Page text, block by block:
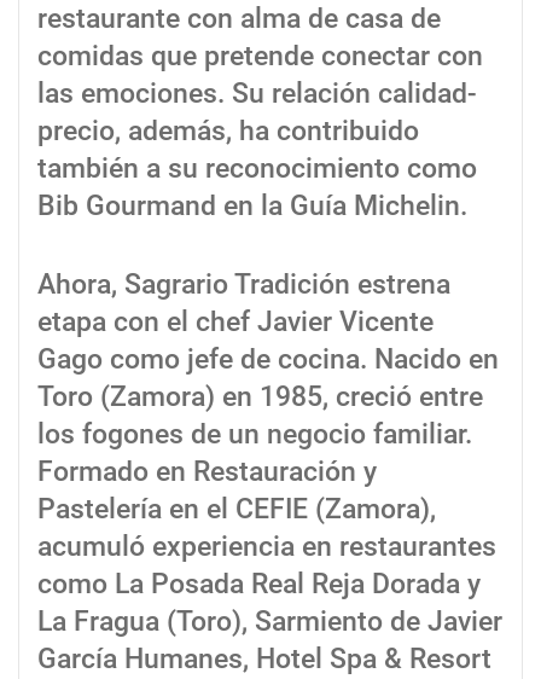
restaurante con alma de casa de
comidas que pretende conectar con
las emociones. Su relación calidad-
precio, además, ha contribuido
también a su reconocimiento como
Bib Gourmand en la Guía Michelin.
Ahora, Sagrario Tradición estrena
etapa con el chef Javier Vicente
Gago como jefe de cocina. Nacido en
Toro (Zamora) en 1985, creció entre
los fogones de un negocio familiar.
Formado en Restauración y
Pastelería en el CEFIE (Zamora),
acumuló experiencia en restaurantes
como La Posada Real Reja Dorada y
La Fragua (Toro), Sarmiento de Javier
García Humanes, Hotel Spa & Resort